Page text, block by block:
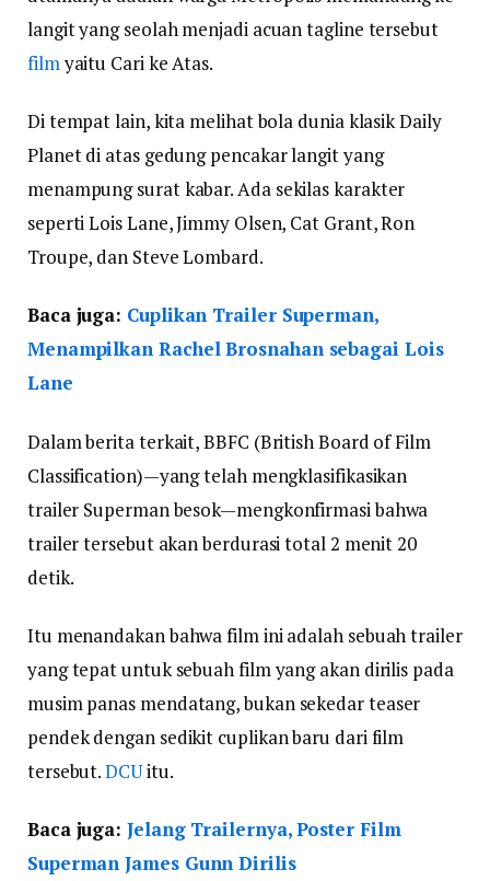
langit yang seolah menjadi acuan tagline tersebut
filmyaitu Cari ke Atas.
Di tempat lain, kita melihat bola dunia klasik Daily
Planet di atas gedung pencakar langit yang
menampung surat kabar. Ada sekilas karakter
seperti Lois Lane, Jimmy Olsen, Cat Grant, Ron
Troupe, dan Steve Lombard.
Baca juga: Cuplikan Trailer Superman,
Menampilkan Rachel Brosnahan sebagai Lois
Lane
Dalam berita terkait, BBFC (British Board of Film
Classification)—yang telah mengklasifikasikan
trailer Superman besok—mengkonfirmasi bahwa
trailer tersebut akan berdurasi total 2 menit 20
detik.
Itu menandakan bahwa film ini adalah sebuah trailer
yang tepat untuk sebuah film yang akan dirilis pada
musim panas mendatang, bukan sekedar teaser
pendek dengan sedikit cuplikan baru dari film
tersebut.DCUitu.
Baca juga:Jelang Trailernya, Poster Film
Superman James Gunn Dirilis